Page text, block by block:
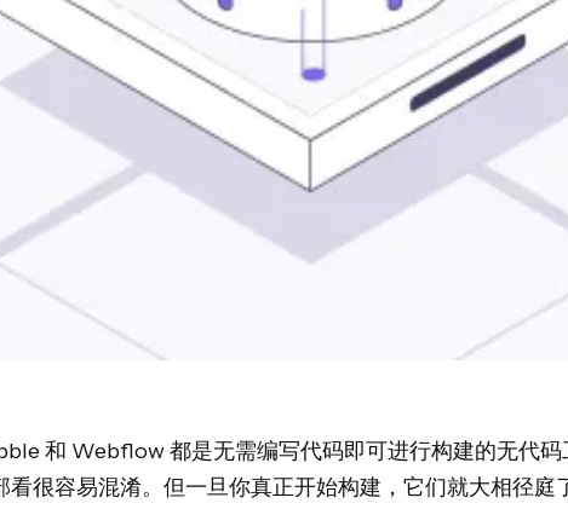
和 Webflow 都是无需编写代码即可进行构建的无代码
看很容易混淆。但一旦你真正开始构建，它们就大相径庭